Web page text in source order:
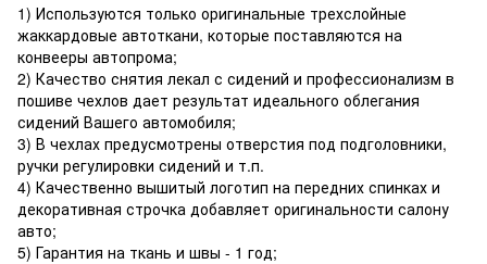
1) Используются только оригинальные трехслойные
жаккардовые автоткани, которые поставляются на
конвееры автопрома;
2) Качество снятия лекал с сидений и профессионализм в
пошиве чехлов дает результат идеального облегания
сидений Вашего автомобиля;
3) В чехлах предусмотрены отверстия под подголовники,
ручки регулировки сидений и т.п.
4) Качественно вышитый логотип на передних спинках и
декоративная строчка добавляет оригинальности салону
авто;
5) Гарантия на ткань и швы - 1 год;